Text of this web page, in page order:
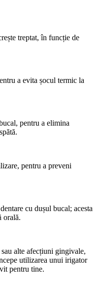
treptat, în funcție de
a evita șocul termic la
pentru a elimina
pentru a preveni
cu dușul bucal; acesta
orală.
alte afecțiuni gingivale,
utilizarea unui irigator
pentru tine.